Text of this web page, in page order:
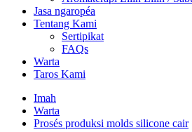
Jasa ngaropéa
Tentang Kami
Sertipikat
FAQs
Warta
Taros Kami
Imah
Warta
Prosés produksi molds silicone cair